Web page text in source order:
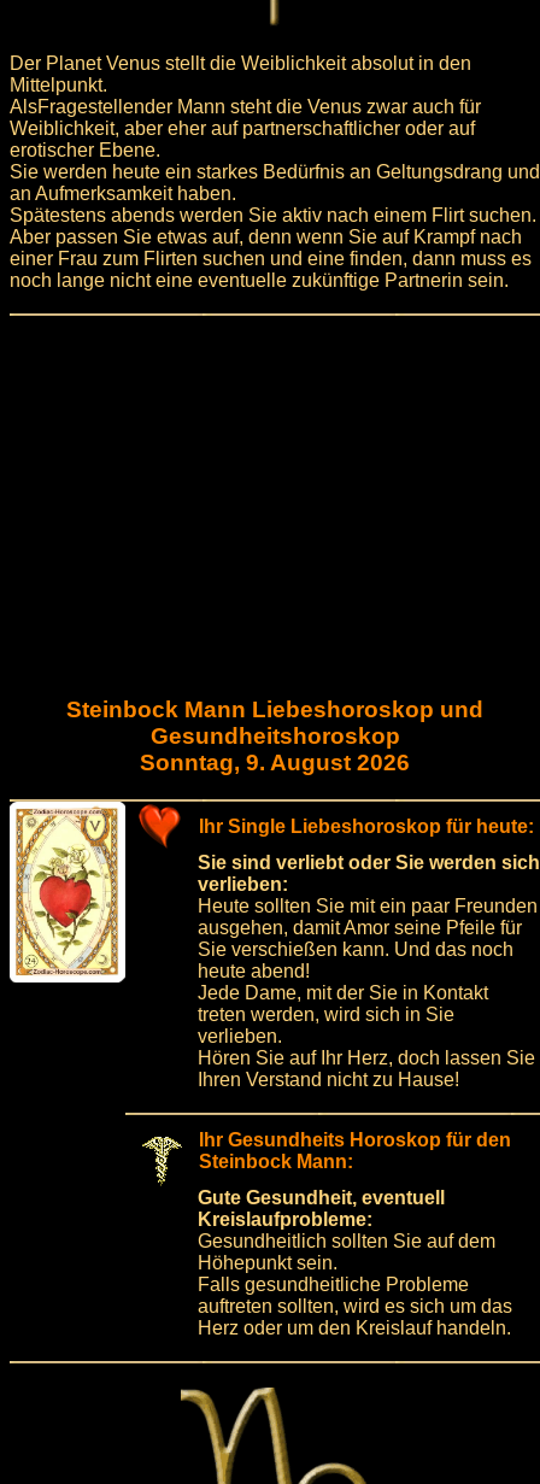
Der Planet Venus stellt die Weiblichkeit absolut in den
Mittelpunkt.
AlsFragestellender Mann steht die Venus zwar auch für
Weiblichkeit, aber eher auf partnerschaftlicher oder auf
erotischer Ebene.
Sie werden heute ein starkes Bedürfnis an Geltungsdrang und
an Aufmerksamkeit haben.
Spätestens abends werden Sie aktiv nach einem Flirt suchen.
Aber passen Sie etwas auf, denn wenn Sie auf Krampf nach
einer Frau zum Flirten suchen und eine finden, dann muss es
noch lange nicht eine eventuelle zukünftige Partnerin sein.
Steinbock Mann Liebeshoroskop und
Gesundheitshoroskop
Sonntag, 9. August 2026
Ihr Single Liebeshoroskop für heute:
Sie sind verliebt oder Sie werden sich
verlieben:
Heute sollten Sie mit ein paar Freunden
ausgehen, damit Amor seine Pfeile für
Sie verschießen kann. Und das noch
heute abend!
Jede Dame, mit der Sie in Kontakt
treten werden, wird sich in Sie
verlieben.
Hören Sie auf Ihr Herz, doch lassen Sie
Ihren Verstand nicht zu Hause!
Ihr Gesundheits Horoskop für den
Steinbock Mann:
Gute Gesundheit, eventuell
Kreislaufprobleme:
Gesundheitlich sollten Sie auf dem
Höhepunkt sein.
Falls gesundheitliche Probleme
auftreten sollten, wird es sich um das
Herz oder um den Kreislauf handeln.